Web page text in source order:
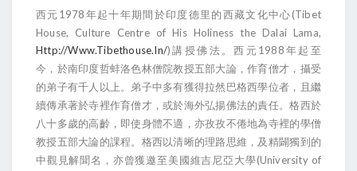
西元 1978 年起十年期間於印度德里的西藏文化中心 (Tibet
House, Culture Centre of His Holiness the Dalai Lama,
Http://www.tibethouse.in/) 講授佛法。西元 1988 年起至
今，於南印度哲蚌洛色林僧院教授五部大論，作育僧才，攝受
的弟子有千人以上。弟子中多有獲得拉然巴格西學位者，且繼
續傳承著於寺裡作育僧才，或於海外弘揚佛法的責任。格西於
八十多歲的高齡，即使身體不適，亦孜孜不倦地為寺裡的學僧
教授五部大論的課程。格西以清晰的理路思維，及精闢獨到的
中觀見解聞名，亦曾獲邀至美國維吉尼亞大學(University of